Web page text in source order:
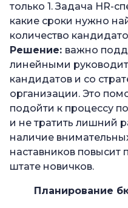
только 1. Задача HR-
какие сроки нужно
количество
Решение: важно
линейными
кандидатов и со
организации. Это
подойти к процессу
и не тратить лишний
наличие
наставников повысит
штате новичков.
Планирование